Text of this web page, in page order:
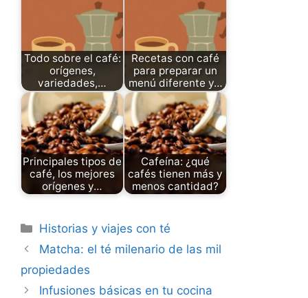
Todo sobre el café:
orígenes,
variedades,…
Recetas con café
para preparar un
menú diferente y…
Principales tipos de
café, los mejores
orígenes y…
Cafeína: ¿qué
cafés tienen más y
menos cantidad?
Categories
Historias y viajes con té
Matcha: el té milenario de las mil
propiedades
Infusiones básicas en tu cocina